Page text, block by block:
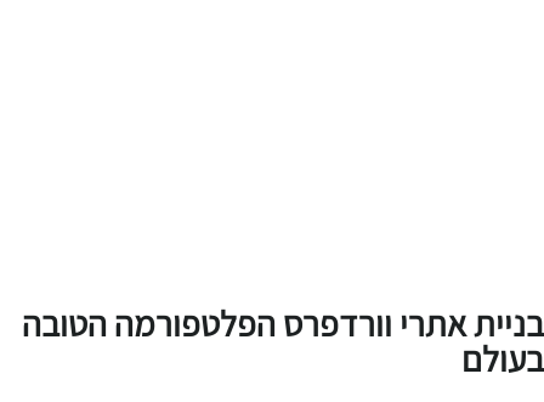
אתרי וורדפרס הפלטפורמה הטובה